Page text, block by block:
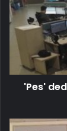
'Pes'